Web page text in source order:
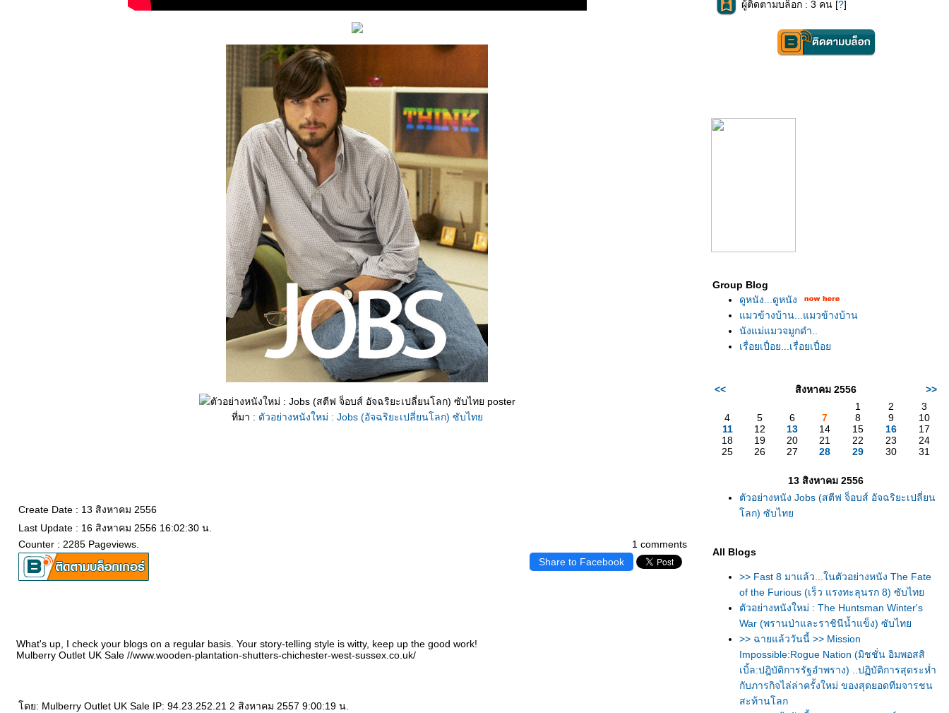
ที่มา : ตัวอย่างหนังใหม่ : Jobs (อัจฉริยะเปลี่ยนโลก) ซับไท
Create Date : 13 สิงหาคม 2556
1 comments
Last Update : 16 สิงหาคม 2556 16:02:30 น.
Counter : 2285 Pageviews.
Share to Facebook
What's up, I check your blogs on a regular basis. Your story-telling style is witty, keep up the good work!
Mulberry Outlet UK Sale //www.wooden-plantation-shutters-chichester-west-sussex.co.uk/
ดย: Mulberry Outlet UK Sale IP: 94.23.252.21 2 สิงหาคม 2557 9:00:19 น.
ผู้ติดตามบล็อก : 3 คน [?]
Group Blog
ดูหนัง...ดูหนัง
มวข้างบ้าน...แมวข้างบ้าน
นังแม่แมวจมูกดำ..
เรื่อยเปื่อย...เรื่อยเปื่อ
<< สิงหาคม 2556
>>
1
2
3
4
5 6 7 8 9
10
11
12 13 14 15 16
17
18
19 20 21 22 23
24
25
26 27 28 29 30 31
13 สิงหาคม 2556
ตัวอย่างหนัง Jobs (สตีฟ จ็อบส์ อัจฉริยะเปลี่ยน
ลก) ซับไท
All Blogs
>> Fast 8 มาแล้ว...ในตัวอย่างหนัง The Fate
of the Furious (เร็ว แรงทะลุนรก 8) ซับไท
ตัวอย่างหนังใหม่ : The Huntsman Winter's
War (พรานป่าและราชินีน้ำแข็ง) ซับไท
>> ฉายแล้ววันนี้ >> Mission
Impossible:Rogue Nation (มิชชั่น อิมพอสสิ
เบิ้ล:ปฎิบัติการรัฐอำพราง) ..ปฏิบัติการสุดระห่ำ
กับภารกิจไล่ล่าครั้งใหม่ ของสุดยอดทีมจารชน
สะท้านโลก